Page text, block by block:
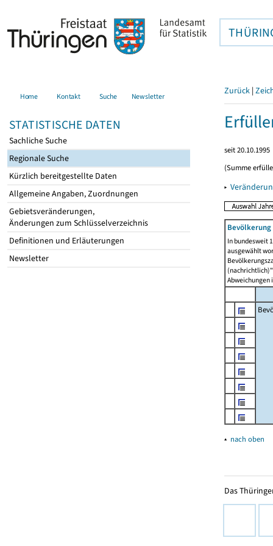
Home Kontakt Suche Newsletter
STATISTISCHE DATEN
Sachliche Suche
Regionale Suche
Kürzlich bereitgestellte Daten
Allgemeine Angaben, Zuordnungen
Gebietsveränderungen,
Änderungen zum Schlüsselverzeichnis
Definitionen und Erläuterungen
Newsletter
Zurück |
seit 20.10.1995
(Summe
▸
In bundesweit
ausgewählt
Abweichungen
▴ nach oben
Das